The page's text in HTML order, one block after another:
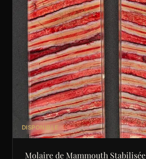
DISPONIBLE
Molaire de Mammouth Stabilisée